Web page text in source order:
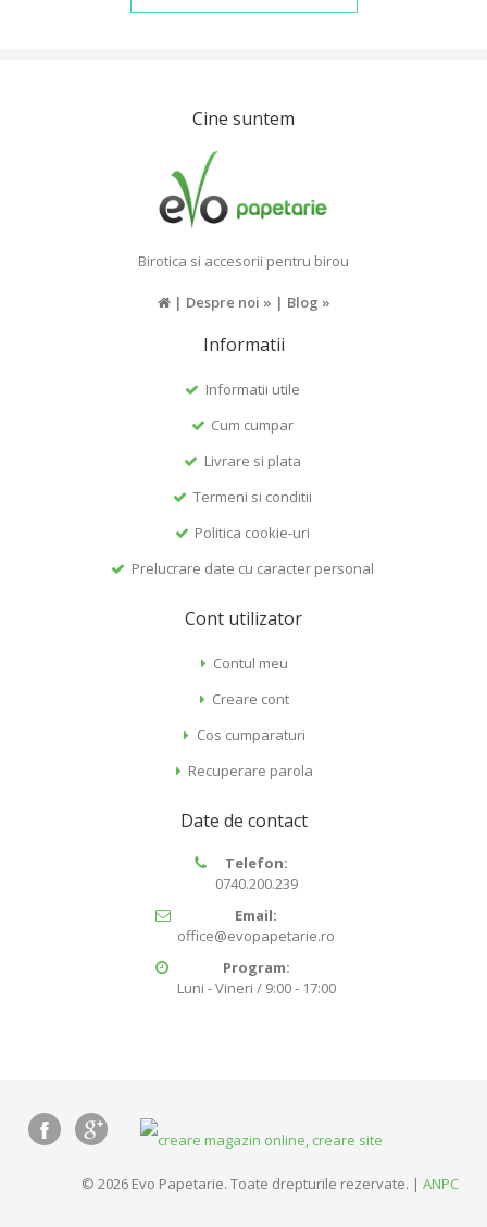
Cine suntem
Birotica si accesorii pentru birou
| Despre noi » | Blog »
Informatii
Informatii utile
Cum cumpar
Livrare si plata
Termeni si conditii
Politica cookie-uri
Prelucrare date cu caracter personal
Cont utilizator
Contul meu
Creare cont
Cos cumparaturi
Recuperare parola
Date de contact
Telefon:
0740.200.239
Email:
office@evopapetarie.ro
Program:
Luni - Vineri / 9:00 - 17:00
© 2026 Evo Papetarie. Toate drepturile rezervate. | ANPC